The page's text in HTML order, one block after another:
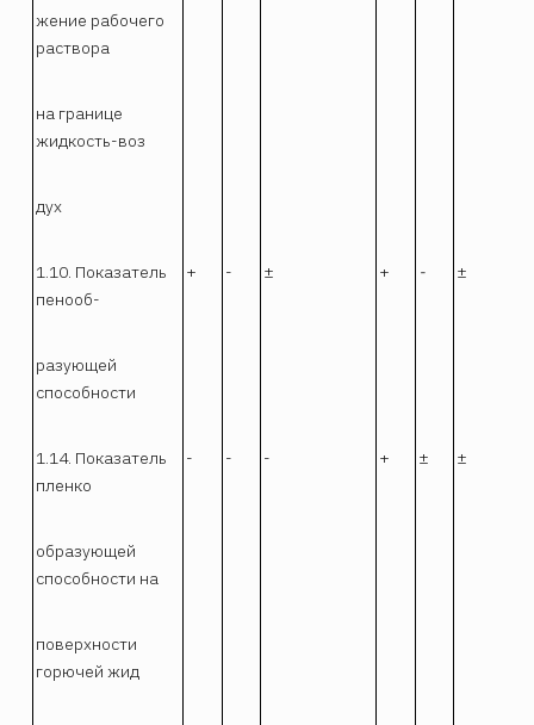
жение рабочего
раствора
на границе
жидкость-воз
дух
1.10. Показатель
пенооб-
+ - ± + - ±
разующей
способности
1.14. Показатель
пленко
- - - + ± ±
образующей
способности на
поверхности
горючей жид